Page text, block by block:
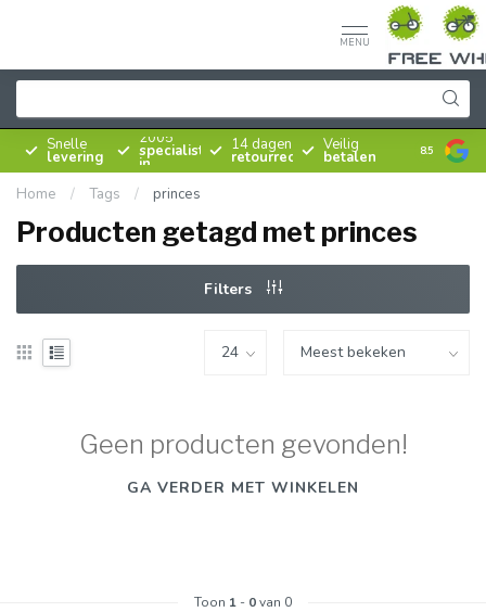
MENU
Snelle
levering
Sinds
2005
specialist
in
rijwielen
14 dagen
retourrecht
Veilig
betalen 8.5
Home / Tags / princes
Producten getagd met princes
Filters
Geen producten gevonden!
GA VERDER MET WINKELEN
Toon 1 - 0van 0